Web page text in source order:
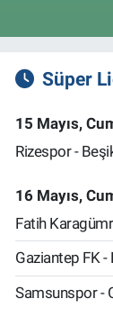
Süper
15 Mayıs,
Rizespor -
16 Mayıs,
Fatih
Gaziantep FK
Samsunspor -